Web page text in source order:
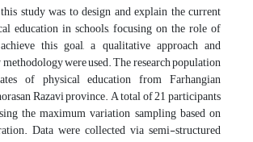
study was to design and explain the current
education in schools, focusing on the role of
this goal, a qualitative approach and
were used. The research population
of physical education from Farhangian
Razavi province. A total of 21 participants
the maximum variation sampling based on
Data were collected via semi-structured